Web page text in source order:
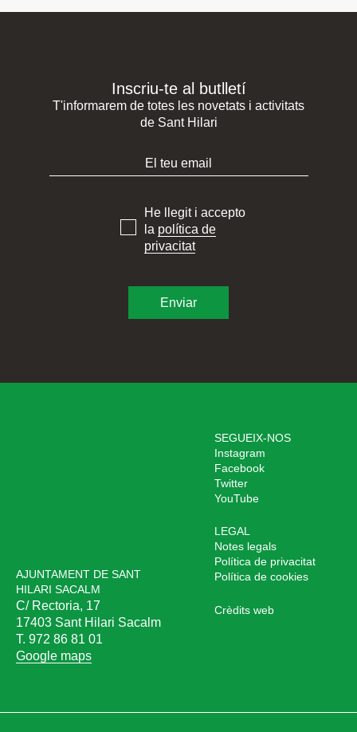
Inscriu-te al butlletí
T'informarem de totes les novetats i activitats
de Sant Hilari
He llegit i accepto
la política de
privacitat
AJUNTAMENT DE SANT
HILARI SACALM
C/ Rectoria, 17
17403 Sant Hilari Sacalm
T. 972 86 81 01
Google maps
SEGUEIX-NOS
Instagram
Facebook
Twitter
YouTube
LEGAL
Notes legals
Política de privacitat
Política de cookies
Crèdits web